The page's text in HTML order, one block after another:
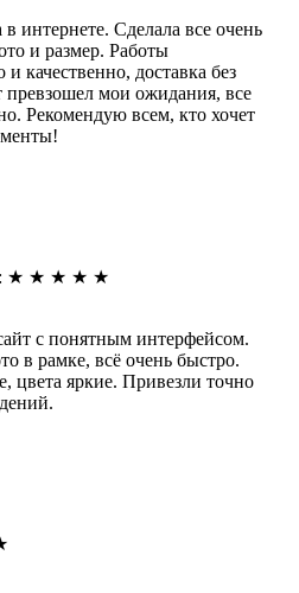
в интернете. Сделала все очень
и размер. Работы
качественно, доставка без
превзошел мои ожидания, все
Рекомендую всем, кто хочет
: ★ ★ ★ ★ ★
с понятным интерфейсом.
в рамке, всё очень быстро.
цвета яркие. Привезли точно